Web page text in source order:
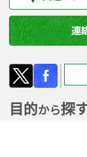
目的から探